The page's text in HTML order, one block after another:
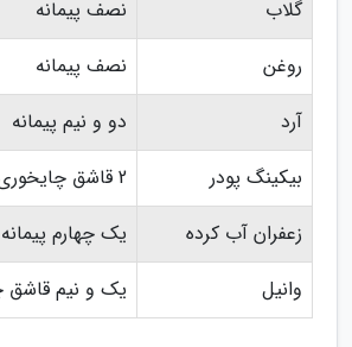
گلاب
نصف پیمانه
روغن
نصف پیمانه
آرد
دو و نیم پیمانه
بیکینگ پودر
2 قاشق چایخوری
زعفران آب کرده
یک چهارم پیمانه
وانیل
یک و نیم قاشق